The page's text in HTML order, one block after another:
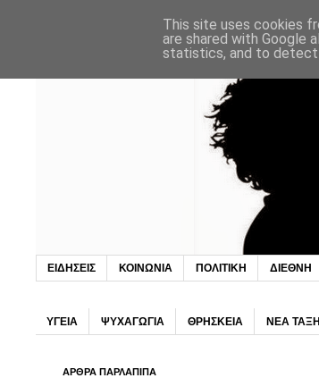
ΕΙΔΗΣΕΙΣ ΚΟΙΝΩΝΙΑ ΠΟΛΙΤΙΚΗ ΔΙΕΘΝΗ
ΥΓΕΙΑ ΨΥΧΑΓΩΓΙΑ ΘΡΗΣΚΕΙΑ ΝΕΑ ΤΑΞΗ
ΑΡΘΡΑ ΠΑΡΛΑΠΙΠΑ
This site uses cookies
are shared with Google
statistics, and to detect